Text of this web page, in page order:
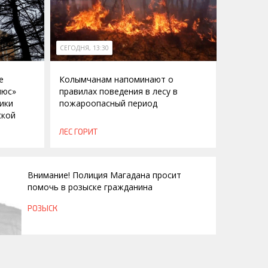
СЕГОДНЯ, 13:30
Колымчанам напоминают о
правилах поведения в лесу в
пожароопасный период
ЛЕС ГОРИТ
Внимание! Полиция Магадана просит
помочь в розыске гражданина
РОЗЫСК